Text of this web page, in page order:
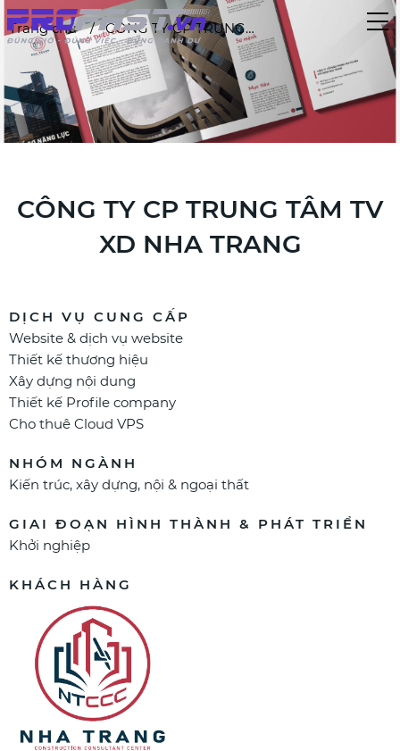
Trang chủ CÔNG TY CP TRUNG TÂM TV XD NHA TRANG
CÔNG TY CP TRUNG TÂM TV
XD NHA TRANG
DỊCH VỤ CUNG CẤP
Website & dịch vụ website
Thiết kế thương hiệu
Xây dựng nội dung
Thiết kế Profile company
Cho thuê Cloud VPS
NHÓM NGÀNH
Kiến trúc, xây dựng, nội & ngoại thất
GIAI ĐOẠN HÌNH THÀNH & PHÁT TRIỂN
Khởi nghiệp
KHÁCH HÀNG